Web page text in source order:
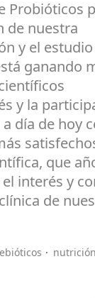
Probióticos
de nuestra
y el
ganando
y la
día de hoy
que
interés y
de